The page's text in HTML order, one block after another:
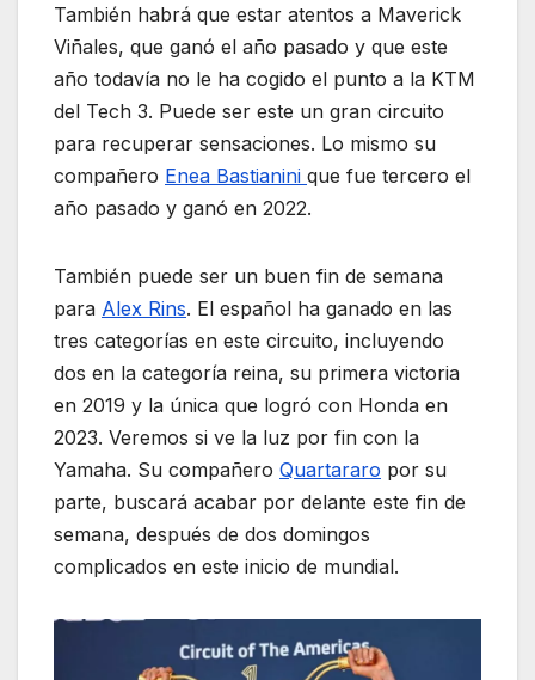
También habrá que estar atentos a Maverick
Viñales, que ganó el año pasado y que este
año todavía no le ha cogido el punto a la KTM
del Tech 3. Puede ser este un gran circuito
para recuperar sensaciones. Lo mismo su
compañero Enea Bastianini que fue tercero el
año pasado y ganó en 2022.
También puede ser un buen fin de semana
para Alex Rins. El español ha ganado en las
tres categorías en este circuito, incluyendo
dos en la categoría reina, su primera victoria
en 2019 y la única que logró con Honda en
2023. Veremos si ve la luz por fin con la
Yamaha. Su compañero Quartararo por su
parte, buscará acabar por delante este fin de
semana, después de dos domingos
complicados en este inicio de mundial.